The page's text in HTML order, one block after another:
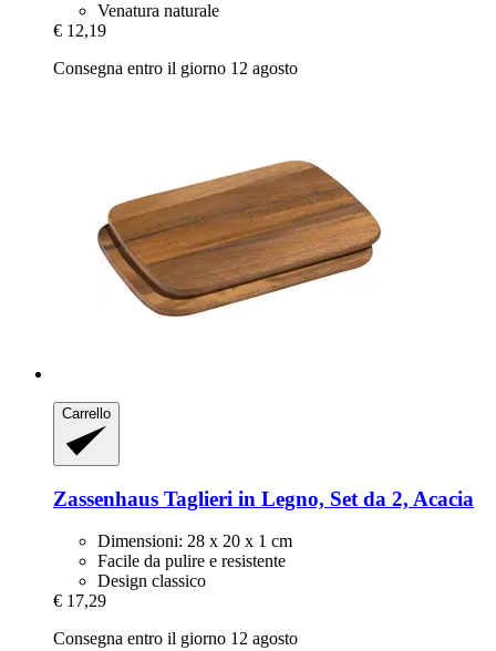
Venatura naturale
€ 12,19
Consegna entro il giorno 12 agosto
Carrello
Zassenhaus Taglieri in Legno, Set da 2, Acacia
Dimensioni: 28 x 20 x 1 cm
Facile da pulire e resistente
Design classico
€ 17,29
Consegna entro il giorno 12 agosto